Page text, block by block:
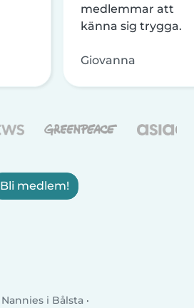
medlemmar att
känna sig trygga.
Giovanna
Bli medlem!
Nannies i Bålsta